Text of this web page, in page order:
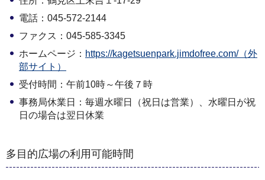
電話：045-572-2144
ファクス：045-585-3345
ホームページ： https://kagetsuenpark.jimdofree.com/（外
部サイト）
受付時間：午前10時～午後７時
事務局休業日：毎週水曜日（祝日は営業）、水曜日が祝
日の場合は翌日休業
多目的広場の利用可能時間